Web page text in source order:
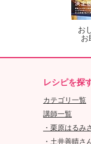
お
お
レシピを探
カテゴリ一覧
講師一覧
・栗原はるみ
・土井善晴さ